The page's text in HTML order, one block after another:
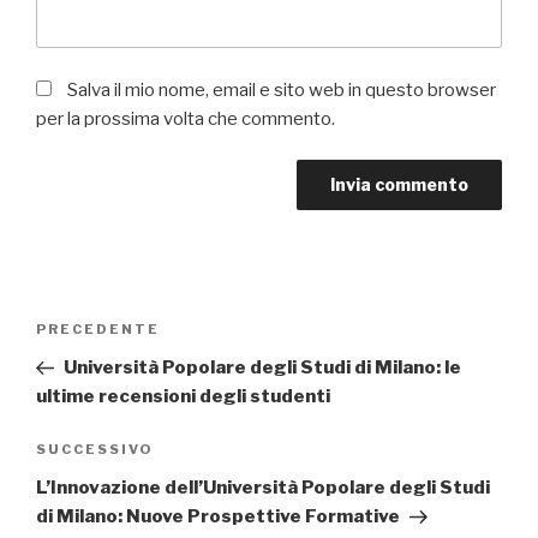
Salva il mio nome, email e sito web in questo browser
per la prossima volta che commento.
Articolo
precedente:
PRECEDENTE
Università Popolare degli Studi di Milano: le
ultime recensioni degli studenti
Articolo
successivo
SUCCESSIVO
L’Innovazione dell’Università Popolare degli Studi
di Milano: Nuove Prospettive Formative